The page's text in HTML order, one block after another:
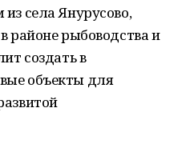
села Янурусово,
районе рыбоводства и
создать в
объекты для